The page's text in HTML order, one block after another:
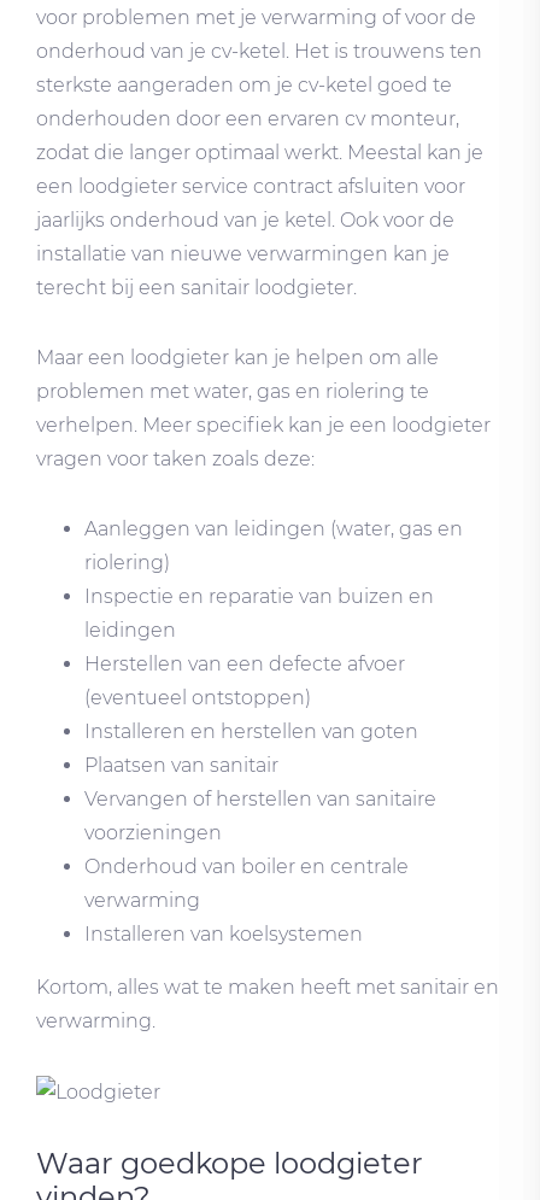
voor problemen met je verwarming of voor de
onderhoud van je cv-ketel. Het is trouwens ten
sterkste aangeraden om je cv-ketel goed te
onderhouden door een ervaren cv monteur,
zodat die langer optimaal werkt. Meestal kan je
een loodgieter service contract afsluiten voor
jaarlijks onderhoud van je ketel. Ook voor de
installatie van nieuwe verwarmingen kan je
terecht bij een sanitair loodgieter.
Maar een loodgieter kan je helpen om alle
problemen met water, gas en riolering te
verhelpen. Meer specifiek kan je een loodgieter
vragen voor taken zoals deze:
Aanleggen van leidingen (water, gas en
riolering)
Inspectie en reparatie van buizen en
leidingen
Herstellen van een defecte afvoer
(eventueel ontstoppen)
Installeren en herstellen van goten
Plaatsen van sanitair
Vervangen of herstellen van sanitaire
voorzieningen
Onderhoud van boiler en centrale
verwarming
Installeren van koelsystemen
Kortom, alles wat te maken heeft met sanitair en
verwarming.
Waar goedkope loodgieter